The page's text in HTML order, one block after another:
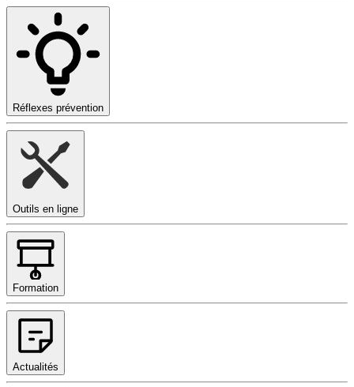
Réflexes prévention
Outils en ligne
Formation
Actualités